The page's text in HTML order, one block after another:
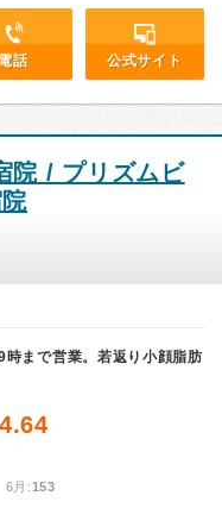
電話 公式サイト
/ プリズムビ
まで営業。若返り小顔脂肪
4.64
月:153